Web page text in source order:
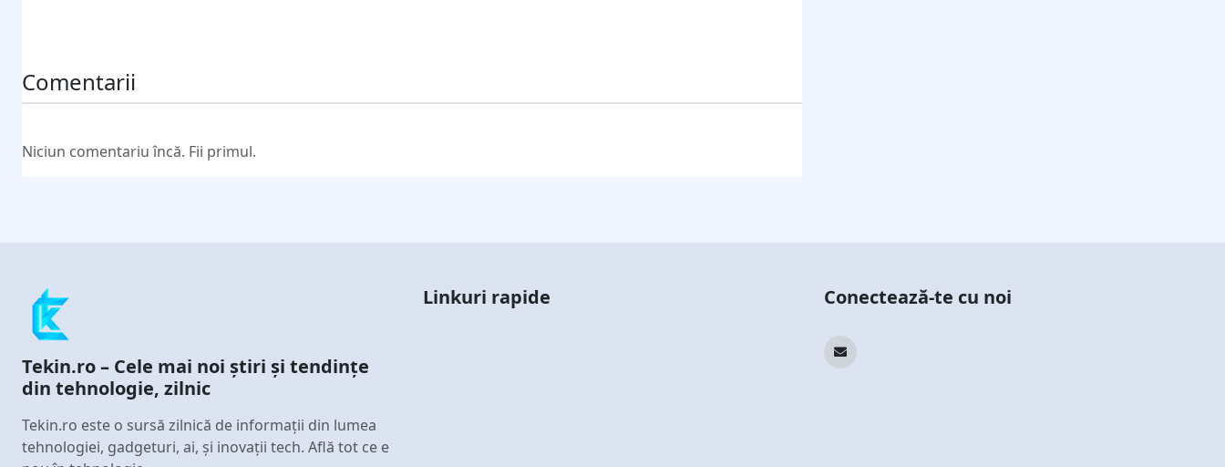
Comentarii
Niciun comentariu încă. Fii primul.
Tekin.ro – Cele mai noi știri și tendințe
din tehnologie, zilnic
Tekin.ro este o sursă zilnică de informații din lumea
tehnologiei, gadgeturi, ai, și inovații tech. Află tot ce e
Linkuri rapide Conectează-te cu noi